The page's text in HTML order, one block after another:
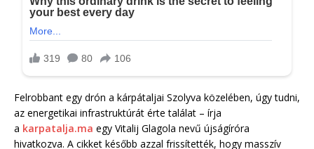
Felrobbant egy drón a kárpátaljai Szolyva közelében, úgy tudni,
az energetikai infrastruktúrát érte találat – írja
a karpatalja.ma egy Vitalij Glagola nevű újságíróra
hivatkozva. A cikket később azzal frissítették, hogy masszív